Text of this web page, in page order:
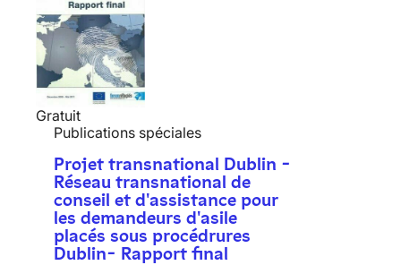
Gratuit
Publications spéciales
Projet transnational Dublin -
Réseau transnational de
conseil et d'assistance pour
les demandeurs d'asile
placés sous procédrures
Dublin- Rapport final